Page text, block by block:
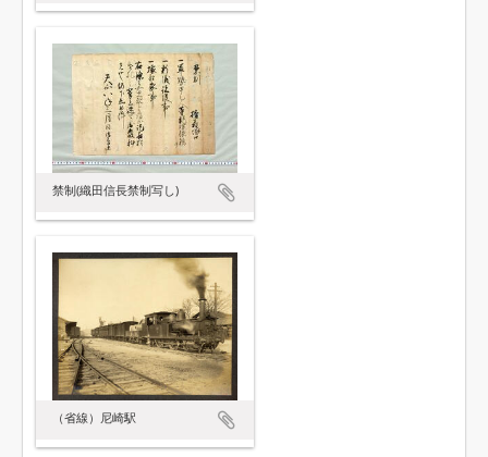
禁制(織田信長禁制写し)
（省線）尼崎駅